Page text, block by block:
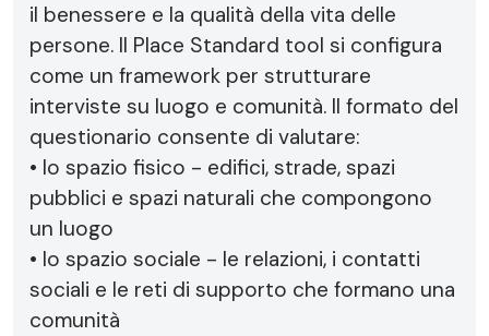
il benessere e la qualità della vita delle
persone. Il Place Standard tool si configura
come un framework per strutturare
interviste su luogo e comunità. Il formato del
questionario consente di valutare:
• lo spazio fisico - edifici, strade, spazi
pubblici e spazi naturali che compongono
un luogo
• lo spazio sociale - le relazioni, i contatti
sociali e le reti di supporto che formano una
comunità